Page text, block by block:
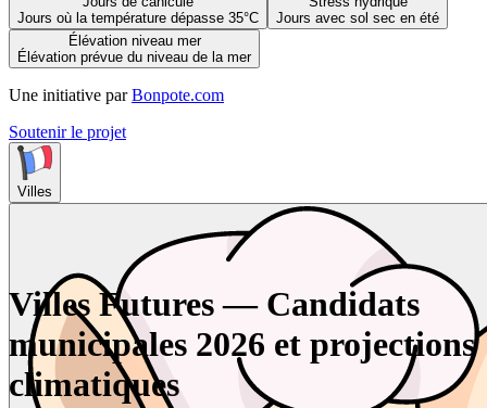
Jours où la température dépasse 35°C
Jours avec sol sec en été
Élévation niveau mer
Élévation prévue du niveau de la mer
Une initiative par Bonpote.com
Soutenir le projet
Villes
Villes Futures — Candidats
municipales 2026 et projections
climatiques